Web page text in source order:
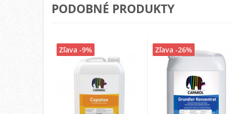
PODOBNÉ PRODUKTY
Zľava -9% Zľava -26%